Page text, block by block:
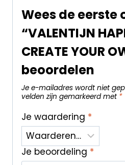
Wees de eerste
“VALENTIJN
CREATE YOUR
beoordelen
Je e-mailadres wordt niet
velden zijn gemarkeerd met *
Je waardering *
Je beoordeling *